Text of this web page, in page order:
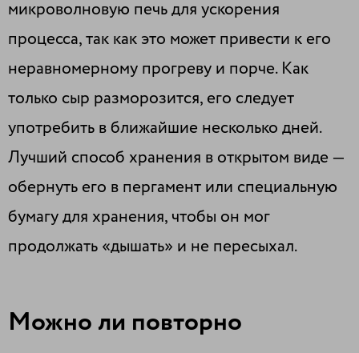
микроволновую печь для ускорения
процесса, так как это может привести к его
неравномерному прогреву и порче. Как
только сыр разморозится, его следует
употребить в ближайшие несколько дней.
Лучший способ хранения в открытом виде —
обернуть его в пергамент или специальную
бумагу для хранения, чтобы он мог
продолжать «дышать» и не пересыхал.
Можно ли повторно